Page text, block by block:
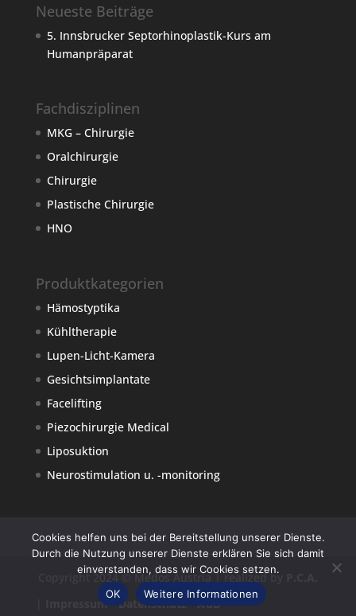
Neueste Beiträge
5. Innsbrucker Septorhinoplastik-Kurs am
Humanpräparat
Fachdisziplinen
MKG – Chirurgie
Oralchirurgie
Chirurgie
Plastische Chirurgie
HNO
Produktkategorien
Hämostyptika
Kühltherapie
Lupen-Licht-Kamera
Gesichtsimplantate
Facelifting
Piezochirurgie Medical
Liposuktion
Neurostimulation u. -monitoring
Copyright 2024 © Medos Austria | realized by
Impressum-Datenschutz-AGB
Cookies helfen uns bei der Bereitstellung unserer Dienste.
Durch die Nutzung unserer Dienste erklären Sie sich damit
einverstanden, dass wir Cookies setzen.
OK
Weitere Informationen